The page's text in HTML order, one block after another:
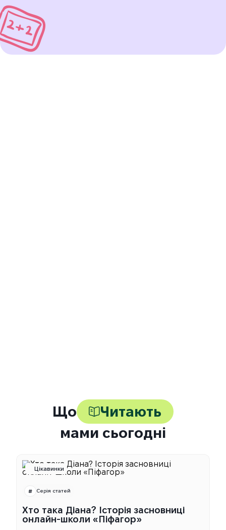
Що
Читають
мами сьогодні
Цікавинки
Серія статей
Хто така Діана? Історія засновниці
онлайн-школи «Піфагор»